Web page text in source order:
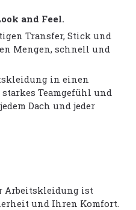
and Feel.
Transfer, Stick und
Mengen, schnell und
in einen
Teamgefühl und
Dach und jeder
Arbeitskleidung ist
und Ihren Komfort.